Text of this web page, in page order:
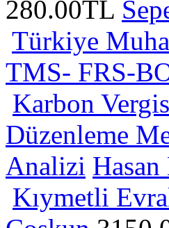
280.00TL
Türkiye
TMS- FRS-
Karbon
Düzenleme
Analizi
Kıymetli